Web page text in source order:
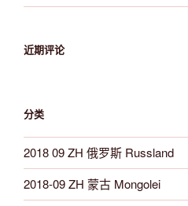
近期评论
分类
2018 09 ZH 俄罗斯 Russland
2018-09 ZH 蒙古 Mongolei